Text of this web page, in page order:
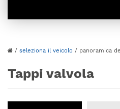
/ seleziona il veicolo / panoramica
Tappi valvola